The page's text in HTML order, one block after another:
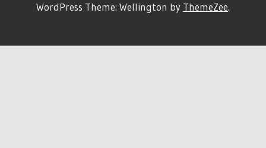
WordPress Theme: Wellington by ThemeZee.